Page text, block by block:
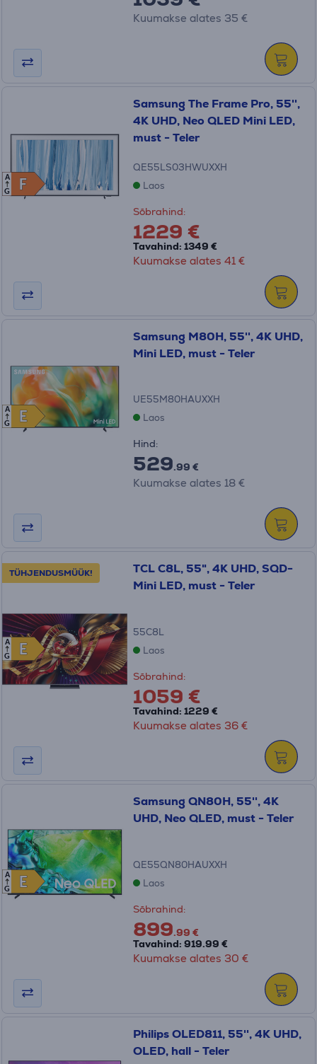
Kuumakse alates 35 €
F
F
A
G
Samsung The Frame Pro, 55'',
4K UHD, Neo QLED Mini LED,
must - Teler
QE55LS03HWUXXH
Laos
Sõbrahind:
1229 €
Tavahind: 1349 €
Kuumakse alates 41 €
E
E
A
G
Samsung M80H, 55'', 4K UHD,
Mini LED, must - Teler
UE55M80HAUXXH
Laos
Hind:
529.99 €
Kuumakse alates 18 €
TÜHJENDUSMÜÜK!
E
E
A
G
TCL C8L, 55", 4K UHD, SQD-
Mini LED, must - Teler
55C8L
Laos
Sõbrahind:
1059 €
Tavahind: 1229 €
Kuumakse alates 36 €
E
E
A
G
Samsung QN80H, 55'', 4K
UHD, Neo QLED, must - Teler
QE55QN80HAUXXH
Laos
Sõbrahind:
899.99 €
Tavahind: 919.99 €
Kuumakse alates 30 €
Philips OLED811, 55'', 4K UHD,
OLED, hall - Teler